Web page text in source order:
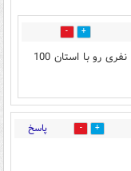
0
باشه الان میاد بودجه تهران 20 میلیون نفری رو با استان 100
15 پاسخ